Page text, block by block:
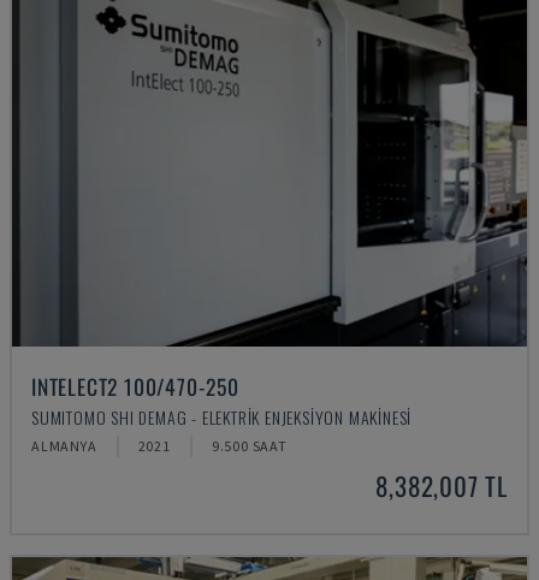
INTELECT2 100/470-250
SUMITOMO SHI DEMAG - ELEKTRIK ENJEKSIYON MAKINESI
ALMANYA 2021 9.500 SAAT
8,382,007 TL